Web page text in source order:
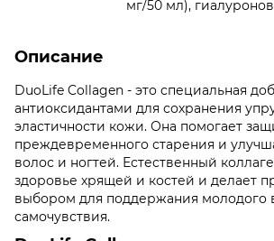
мг/50 мл),
Описание
DuoLife Collagen - это специальная
антиоксидантами для сохранения
эластичности кожи. Она помогает
преждевременного старения и
волос и ногтей. Естественный
здоровье хрящей и костей и делает
выбором для поддержания молодого
самочувствия.